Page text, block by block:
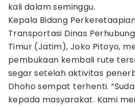
kali dalam seminggu.
Kepala Bidang
Transportasi Dinas
Timur (Jatim), Joko Pitoyo,
pembukaan kembali rute
segar setelah aktivitas
Dhoho sempat terhenti.
kepada masyarakat. Kami